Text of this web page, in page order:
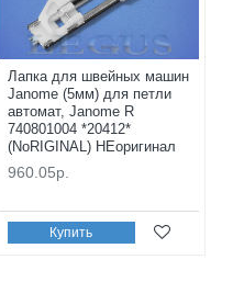
Лапка для швейных машин
Janome (5мм) для петли
автомат, Janome R
740801004 *20412*
(NoRIGINAL) НЕоригинал
960.05р.
Купить